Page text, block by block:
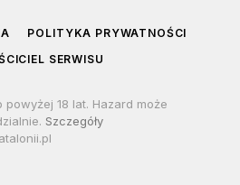
POLITYKA PRYWATNOŚCI
SERWISU
powyżej 18 lat. Hazard może
Szczegóły